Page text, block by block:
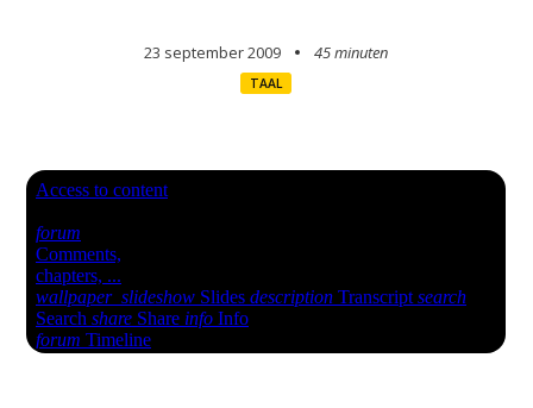
23 september 2009 45 minuten
TAAL